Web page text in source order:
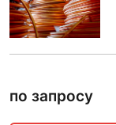
по запросу